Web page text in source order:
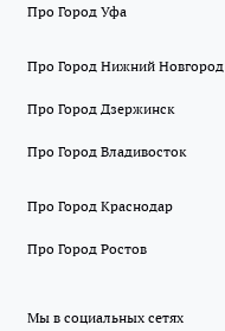
Про Город Уфа
Про Город Нижний Новгород
Про Город Дзержинск
Про Город Владивосток
Про Город Краснодар
Про Город Ростов
Мы в социальных сетях